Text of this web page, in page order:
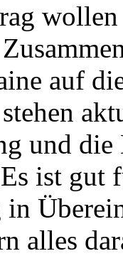
auf
und
ist gut
in
alles